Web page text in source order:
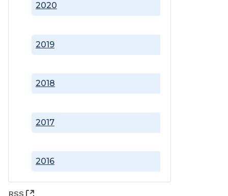
2016
2017
2018
2019
2020
RSS (Abre una nueva ventana)